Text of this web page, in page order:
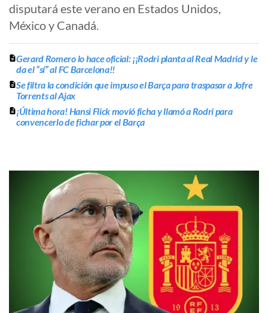
disputará este verano en Estados Unidos,
México y Canadá.
Gerard Romero lo hace oficial: ¡¡Rodri planta al Real Madrid y le
da el “sí” al FC Barcelona!!
Se filtra la condición que impuso el Barça para traspasar a Jofre
Torrents al Ajax
¡Última hora! Hansi Flick movió ficha y llamó a Rodri para
convencerlo de fichar por el Barça